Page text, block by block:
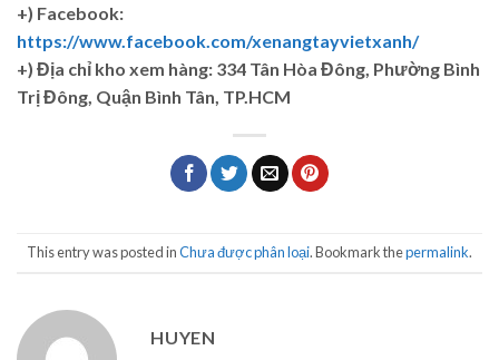
+) Facebook:
https://www.facebook.com/xenangtayvietxanh/
+) Địa chỉ kho xem hàng: 334 Tân Hòa Đông, Phường Bình
Trị Đông, Quận Bình Tân, TP.HCM
This entry was posted inChưa được phân loại. Bookmark thepermalink.
HUYEN